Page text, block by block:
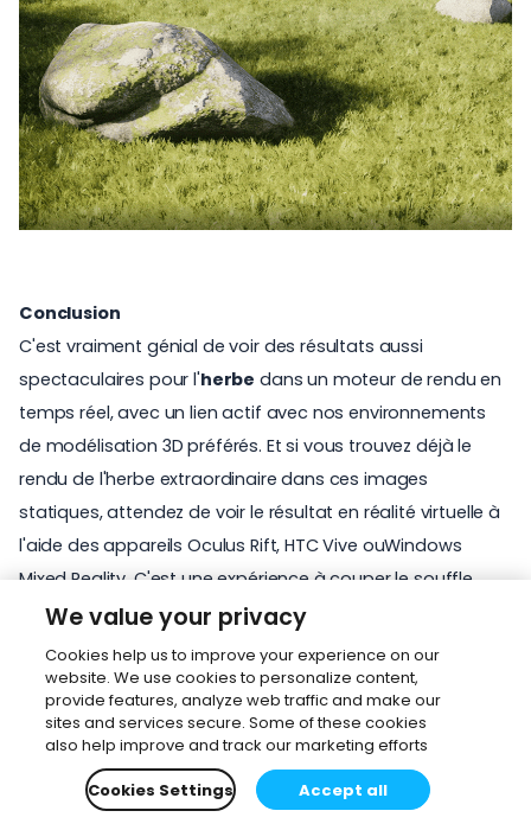
Conclusion
C'est vraiment génial de voir des résultats aussi
spectaculaires pour l'herbe dans un moteur de rendu en
temps réel, avec un lien actif avec nos environnements
de modélisation 3D préférés. Et si vous trouvez déjà le
rendu de l'herbe extraordinaire dans ces images
statiques, attendez de voir le résultat en réalité virtuelle à
l'aide des appareils Oculus Rift, HTC Vive ouWindows
Mixed Reality. C'est une expérience à couper le souffle,
inoubliable pour les clients et les participants du projet.
Pour puiser plus d'inspiration, n'oubliez pas de consulter la
galerie de visualisationEnscape pour voir les créations
d'autres clients. Si vous n'avez pas encore essayé
Enscape, téléchargez la version d'essai gratuite dès
aujourd'hui et essayez-la avec Revit, SketchUp, Rhino
et/ou ArchiCAD. Si vous êtes étudiant, profitez de la
We value your privacy
Cookies help us to improve your experience on our
website. We use cookies to personalize content,
provide features, analyze web traffic and make our
sites and services secure. Some of these cookies
also help improve and track our marketing efforts
Cookies Settings
Accept all